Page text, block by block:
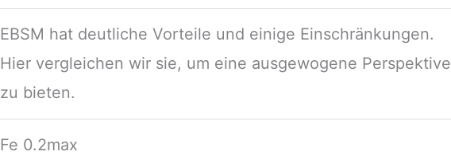
EBSM hat deutliche Vorteile und einige Einschränkungen.
Hier vergleichen wir sie, um eine ausgewogene Perspektive
zu bieten.
Fe 0.2max